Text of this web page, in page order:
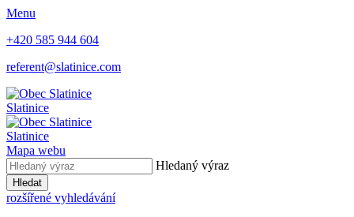
Menu
+420 585 944 604
referent@slatinice.com
Slatinice
Slatinice
Mapa webu
Hledaný výraz
Hledat
rozšířené vyhledávání